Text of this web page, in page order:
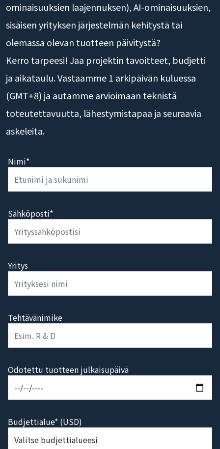
ominaisuuksien laajennuksen), AI-ominaisuuksien,
sisäisen yrityksen järjestelmän kehitystä tai
olemassa olevan tuotteen päivitystä?
Kerro tarpeesi! Jaa projektin tavoitteet, budjetti
ja aikataulu. Vastaamme 1 arkipäivän kuluessa
(GMT+8) ja autamme arvioimaan teknistä
toteutettavuutta, lähestymistapaa ja seuraavia
askeleita.
Nimi*
Sähköposti*
Yritys
Tehtävänimike
Odotettu tuotteen julkaisupäivä
Budjettialue* (USD)